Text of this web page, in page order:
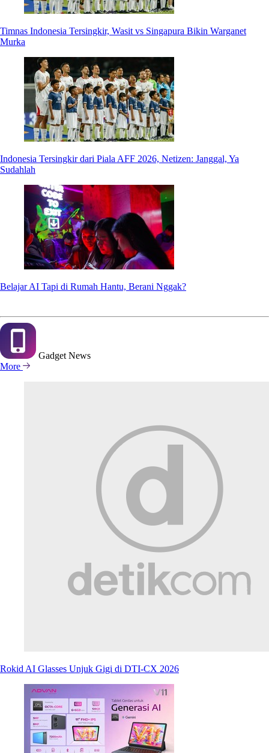
Timnas Indonesia Tersingkir, Wasit vs Singapura Bikin Warganet
Murka
Indonesia Tersingkir dari Piala AFF 2026, Netizen: Janggal, Ya
Sudahlah
Belajar AI Tapi di Rumah Hantu, Berani Nggak?
Gadget News
More
Rokid AI Glasses Unjuk Gigi di DTI-CX 2026